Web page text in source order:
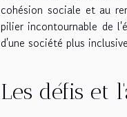
cohésion sociale et au
pilier incontournable de
d'une société plus
Les défis et